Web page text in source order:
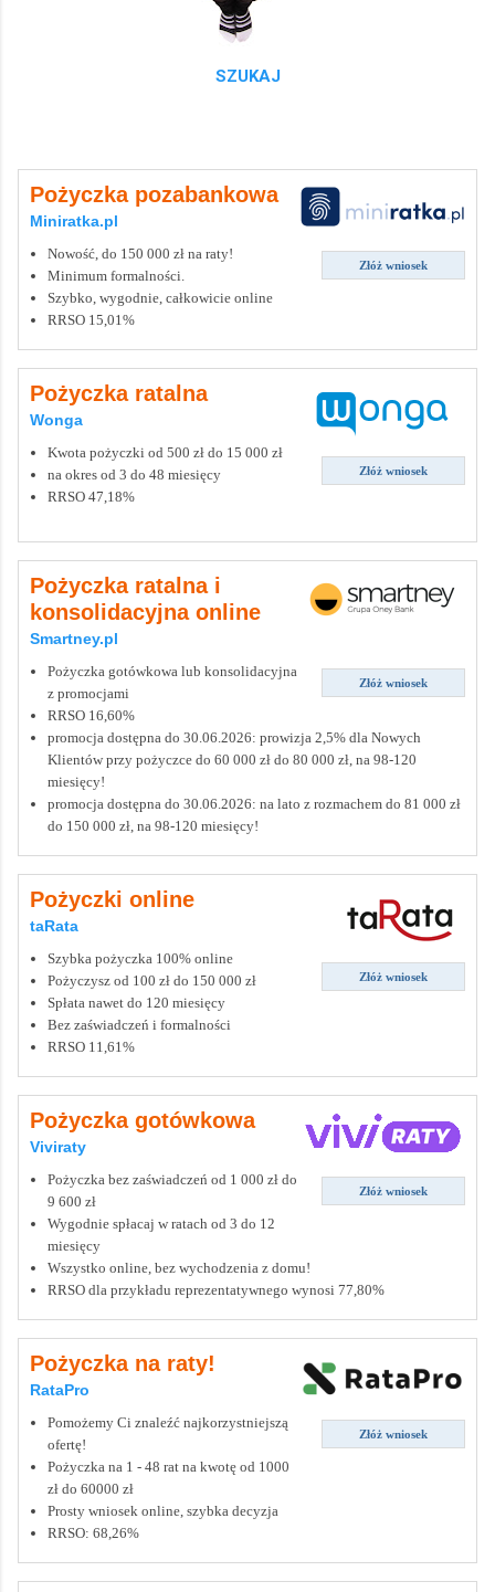
SZUKAJ
Pożyczka pozabankowa
Miniratka.pl
Złóż wniosek
Nowość, do 150 000 zł na raty!
Minimum formalności.
Szybko, wygodnie, całkowicie online
RRSO 15,01%
Pożyczka ratalna
Wonga
Złóż wniosek
Kwota pożyczki od 500 zł do 15 000 zł
na okres od 3 do 48 miesięcy
RRSO 47,18%
Pożyczka ratalna i
konsolidacyjna online
Smartney.pl
Złóż wniosek
Pożyczka gotówkowa lub konsolidacyjna
z promocjami
RRSO 16,60%
promocja dostępna do 30.06.2026: prowizja 2,5% dla Nowych
Klientów przy pożyczce do 60 000 zł do 80 000 zł, na 98-120
miesięcy!
promocja dostępna do 30.06.2026: na lato z rozmachem do 81 000 zł
do 150 000 zł, na 98-120 miesięcy!
Pożyczki online
taRata
Złóż wniosek
Szybka pożyczka 100% online
Pożyczysz od 100 zł do 150 000 zł
Spłata nawet do 120 miesięcy
Bez zaświadczeń i formalności
RRSO 11,61%
Pożyczka gotówkowa
Viviraty
Złóż wniosek
Pożyczka bez zaświadczeń od 1 000 zł do
9 600 zł
Wygodnie spłacaj w ratach od 3 do 12
miesięcy
Wszystko online, bez wychodzenia z domu!
RRSO dla przykładu reprezentatywnego wynosi 77,80%
Pożyczka na raty!
RataPro
Złóż wniosek
Pomożemy Ci znaleźć najkorzystniejszą
ofertę!
Pożyczka na 1 - 48 rat na kwotę od 1000
zł do 60000 zł
Prosty wniosek online, szybka decyzja
RRSO: 68,26%